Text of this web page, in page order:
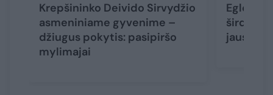
Krepšininko Deivido Sirvydžio
asmeniniame gyvenime –
džiugus pokytis: pasipiršo
mylimajai
Eglė
širdyje
jausmus